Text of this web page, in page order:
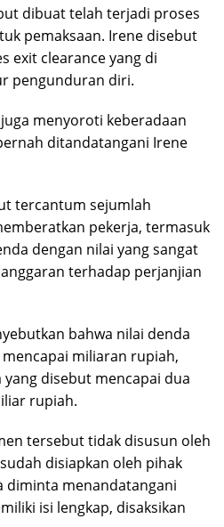
dibuat telah terjadi proses
pemaksaan. Irene disebut
exit clearance yang di
pengunduran diri.
menyoroti keberadaan
ditandatangani Irene
tercantum sejumlah
pekerja, termasuk
dengan nilai yang sangat
terhadap perjanjian
bahwa nilai denda
miliaran rupiah,
disebut mencapai dua
rupiah.
tersebut tidak disusun oleh
disiapkan oleh pihak
diminta menandatangani
isi lengkap, disaksikan